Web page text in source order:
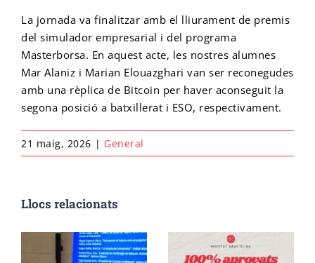
Cicle final en Barrancs
Centre formador
Configurador de matrícula esportiva
Matrícula IFE
La jornada va finalitzar amb el lliurament de premis
del simulador empresarial i del programa
Masterborsa. En aquest acte, les nostres alumnes
Mar Alaniz i Marian Elouazghari van ser reconegudes
amb una rèplica de Bitcoin per haver aconseguit la
segona posició a batxillerat i ESO, respectivament.
21 maig, 2026 | General
Llocs relacionats